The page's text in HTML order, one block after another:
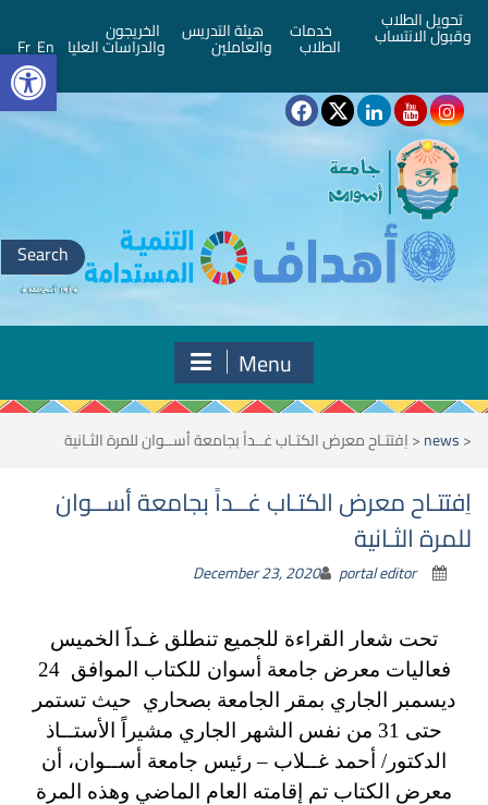
تحويل الطلاب
وقبول الانتساب خدمات
الطلاب
هيئة التدريس
والعاملين
الخريجون
والدراسات العليا En
Fr
Search
for:
Menu
<
news
<اِفتتـاح معرض الكتـاب غــداً بجامعة أســوان للمرة الثـانية
اِفتتـاح معرض الكتـاب غــداً بجامعة أســوان
للمرة الثـانية
December 23, 2020 portal editor
تحت شعار القراءة للجميع تنطلق غـداََ الخميس
فعاليات معرض جامعة أسوان للكتاب الموافق 24
ديسمبر الجاري بمقر الجامعة بصحاري حيث تستمر
حتى 31 من نفس الشهر الجاري مشيراً الأستــاذ
الدكتور/ أحمد غــلاب – رئيس جامعة أســوان، أن
معرض الكتاب تم إقامته العام الماضي وهذه المرة